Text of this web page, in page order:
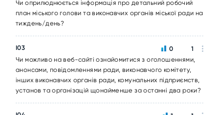
Чи оприлюднюється інформація про детальний робочий
план міського голови та виконавчих органів міської ради на
тиждень/день?
I03
Чи можливо на веб-сайті ознайомитися з оголошеннями,
анонсами, повідомленнями ради, виконавчого комітету,
інших виконавчих органів ради, комунальних підприємств,
установ та організацій щонайменше за останні два роки?
0 1